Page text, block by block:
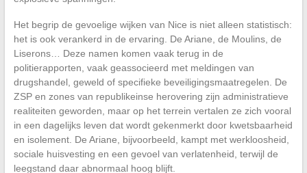
Het begrip de gevoelige wijken van Nice is niet alleen statistisch:
het is ook verankerd in de ervaring. De Ariane, de Moulins, de
Liserons… Deze namen komen vaak terug in de
politierapporten, vaak geassocieerd met meldingen van
drugshandel, geweld of specifieke beveiligingsmaatregelen. De
ZSP en zones van republikeinse herovering zijn administratieve
realiteiten geworden, maar op het terrein vertalen ze zich vooral
in een dagelijks leven dat wordt gekenmerkt door kwetsbaarheid
en isolement. De Ariane, bijvoorbeeld, kampt met werkloosheid,
sociale huisvesting en een gevoel van verlatenheid, terwijl de
leegstand daar abnormaal hoog blijft.